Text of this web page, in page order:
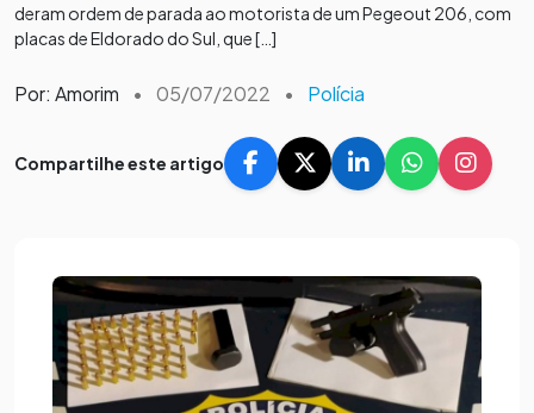
deram ordem de parada ao motorista de um Pegeout 206, com
placas de Eldorado do Sul, que […]
Por: Amorim • 05/07/2022 • Polícia
Compartilhe este artigo